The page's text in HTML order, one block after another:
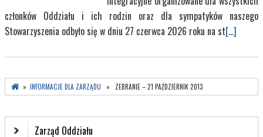
członków Oddziału i ich rodzin oraz dla sympatyków naszego
Stowarzyszenia odbyło się w dniu 27 czerwca 2026 roku na st[...]
» INFORMACJE DLA ZARZĄDU » ZEBRANIE – 21 PAŹDZIERNIK 2013
Zarząd Oddziału